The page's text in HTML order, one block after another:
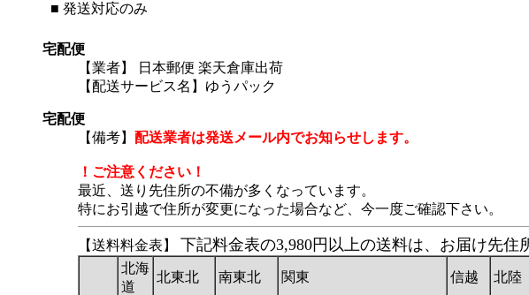
■ 発送対応のみ
宅配便
【業者】 日本郵便 楽天倉庫出荷
【配送サービス名】ゆうパック
宅配便
【備考】 配送業者は発送メール内でお知らせします。
！ご注意ください！
最近、送り先住所の不備が多くなっています。
特にお引越で住所が変更になった場合など、今一度ご確認下さい。
【送料料金表】 下記料金表の3,980円以上の送料は、お届け先住
北海
道
北東北 南東北 関東 信越 北陸